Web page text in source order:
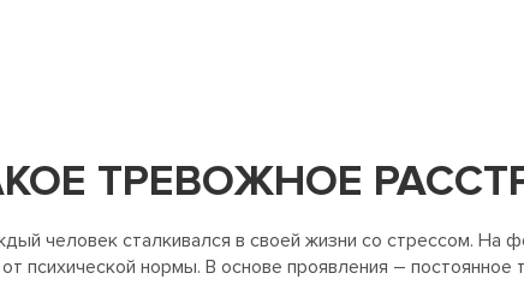
ТРЕВОЖНОЕ
человек сталкивался в своей жизни со стрессом. На
психической нормы. В основе проявления –